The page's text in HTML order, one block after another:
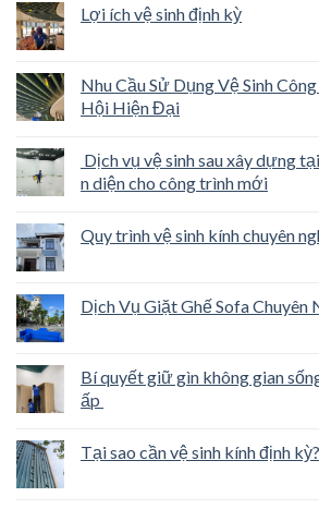
Lợi ích vệ sinh định kỳ
Nhu Cầu Sử Dụng Vệ Sinh
Hội Hiện Đại
Dịch vụ vệ sinh sau xây dựng
n diện cho công trình mới
Quy trình vệ sinh kính chuyên
Dịch Vụ Giặt Ghế Sofa Chuyên
Bí quyết giữ gìn không gian
ấp
Tại sao cần vệ sinh kính định kỳ?